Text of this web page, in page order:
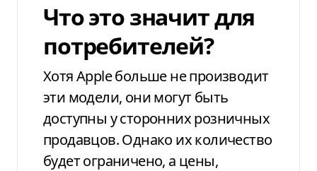
Что это значит для
потребителей?
Хотя Apple больше не производит
эти модели, они могут быть
доступны у сторонних розничных
продавцов. Однако их количество
будет ограничено, а цены,